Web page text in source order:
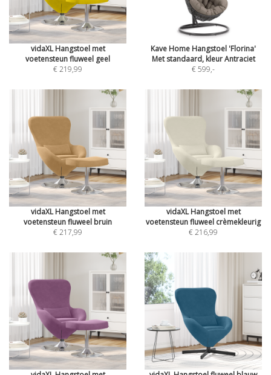
vidaXL Hangstoel met
voetensteun fluweel geel
€ 219,99
Kave Home Hangstoel 'Florina'
Met standaard, kleur Antraciet
€ 599,-
vidaXL Hangstoel met
voetensteun fluweel bruin
€ 217,99
vidaXL Hangstoel met
voetensteun fluweel crèmekleurig
€ 216,99